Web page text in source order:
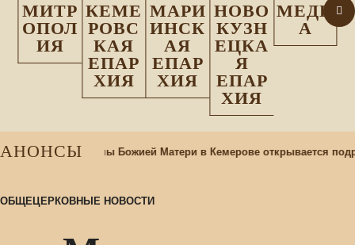
МИТР
ОПОЛ
ИЯ
КЕМЕ
РОВС
КАЯ
ЕПАР
ХИЯ
МАРИ
ИНСК
АЯ
ЕПАР
ХИЯ
НОВО
КУЗН
ЕЦКА
Я
ЕПАР
ХИЯ
МЕДИ
А
АНОНСЫ
Казанской иконы Божией Матери в Кемерове открывается
ОБЩЕЦЕРКОВНЫЕ НОВОСТИ